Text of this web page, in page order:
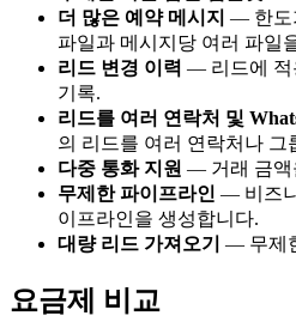
더 많은 예약 메시지 — 한도
파일과 메시지당 여러 파일
리드 변경 이력 — 리드에 적
기록.
리드를 여러 연락처 및
의 리드를 여러 연락처나 그
다중 통화 지원 — 거래 금액
무제한 파이프라인 — 비즈
이프라인을 생성합니다.
대량 리드 가져오기 — 무제
요금제 비교